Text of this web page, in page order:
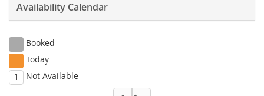
Availability Calendar
Booked
Today
1
Not Available